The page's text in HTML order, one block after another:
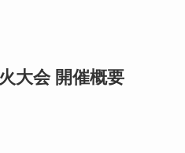
大会 開催概要